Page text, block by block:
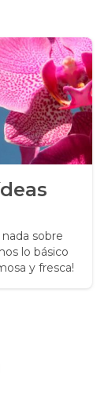
sobre
lo básico
y fresca!